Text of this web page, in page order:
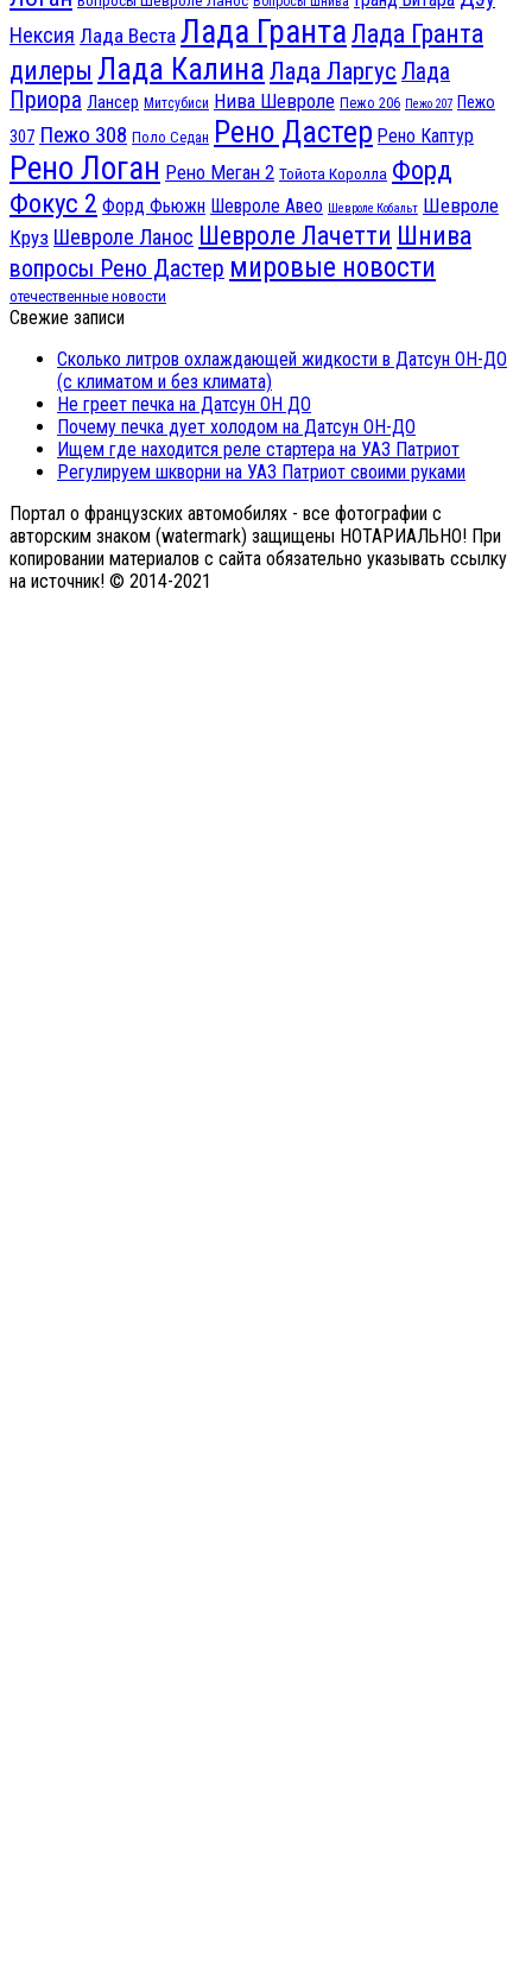
Нексия Лада Веста Лада Гранта Лада Гранта
дилеры Лада Калина Лада Ларгус Лада
Приора Лансер Митсубиси Нива Шевроле Пежо 206 Пежо 207 Пежо
307 Пежо 308 Поло Седан Рено Дастер Рено Каптур
Рено Логан Рено Меган 2 Тойота Королла Форд
Фокус 2 Форд Фьюжн Шевроле Авео Шевроле Кобальт Шевроле
Круз Шевроле Ланос Шевроле Лачетти Шнива
вопросы Рено Дастер мировые новости
отечественные новости
Свежие записи
Сколько литров охлаждающей жидкости в Датсун ОН-ДО
(с климатом и без климата)
Не греет печка на Датсун ОН ДО
Почему печка дует холодом на Датсун ОН-ДО
Ищем где находится реле стартера на УАЗ Патриот
Регулируем шкворни на УАЗ Патриот своими руками
Портал о французских автомобилях - все фотографии с
авторским знаком (watermark) защищены НОТАРИАЛЬНО! При
копировании материалов с сайта обязательно указывать ссылку
на источник! © 2014-2021